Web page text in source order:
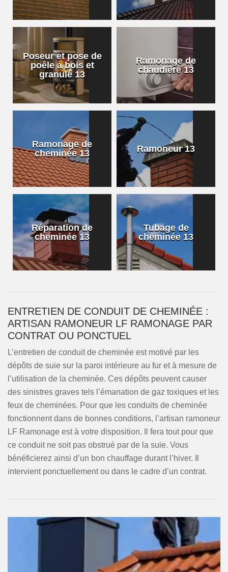
Poseur et pose de
poêle à bois et
granulé 13
Ramonage de
chaudière 13
Ramonage de
cheminée 13
Ramoneur 13
Réparation de
cheminée 13
Tubage de
cheminée 13
ENTRETIEN DE CONDUIT DE CHEMINÉE :
ARTISAN RAMONEUR LF RAMONAGE PAR
CONTRAT OU PONCTUEL
L’entretien de conduit de cheminée est motivé par les
dépôts de suie sur la paroi intérieure au fur et à mesure de
l’utilisation de la cheminée. Ces dépôts peuvent causer
des sinistres graves tels l’émanation de gaz toxiques et les
feux de cheminées. Pour que les conduits de cheminée
fonctionnent dans de bonnes conditions, l’artisan ramoneur
LF Ramonage est à votre disposition. Il fera tout pour que
ce conduit ne soit pas obstrué par de la suie. Vous
bénéficierez ainsi d’un bon chauffage durant l’hiver. Il
intervient ponctuellement ou dans le cadre d’un contrat.